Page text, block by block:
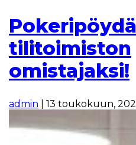
tilitoimiston
omistajaksi!
admin 13 toukokuun,